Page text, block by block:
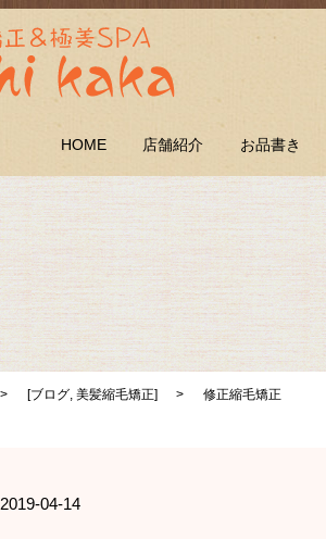
HOME 店舗紹介 お品書き
[ブログ, 美髪縮毛矯正] 修正縮毛矯正
2019-04-14